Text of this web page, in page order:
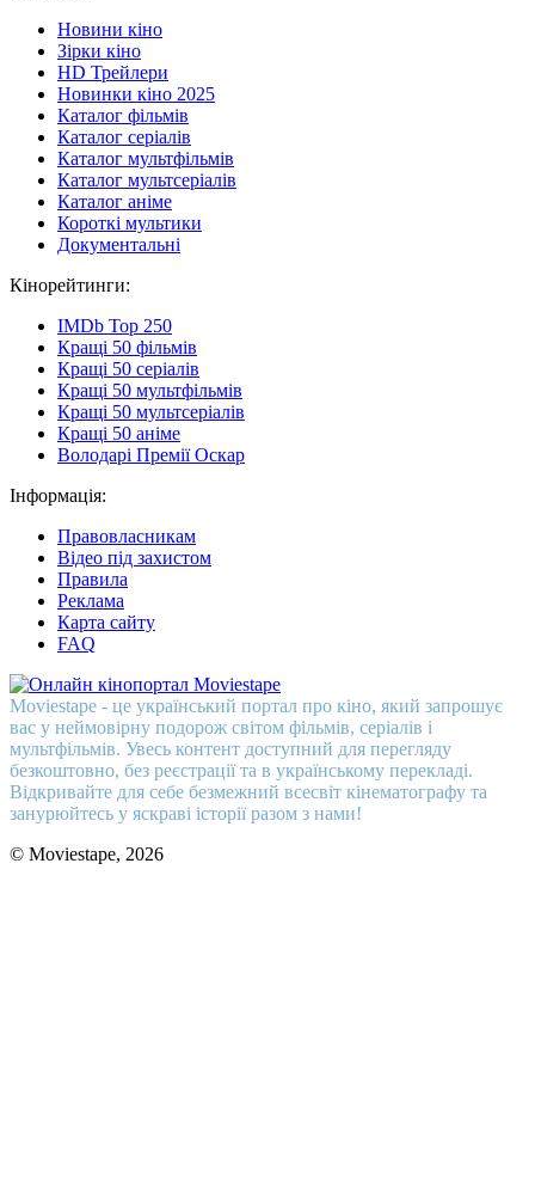
Новини кіно
Зірки кіно
HD Трейлери
Новинки кіно 2025
Каталог фільмів
Каталог серіалів
Каталог мультфільмів
Каталог мультсеріалів
Каталог аніме
Короткі мультики
Документальні
Кінорейтинги:
IMDb Top 250
Кращі 50 фільмів
Кращі 50 серіалів
Кращі 50 мультфільмів
Кращі 50 мультсеріалів
Кращі 50 аніме
Володарі Премії Оскар
Інформація:
Правовласникам
Відео під захистом
Правила
Реклама
Карта сайту
FAQ
Moviestape - це український портал про кіно, який запрошує
вас у неймовірну подорож світом фільмів, серіалів і
мультфільмів. Увесь контент доступний для перегляду
безкоштовно, без реєстрації та в українському перекладі.
Відкривайте для себе безмежний всесвіт кінематографу та
занурюйтесь у яскраві історії разом з нами!
© Moviestape, 2026